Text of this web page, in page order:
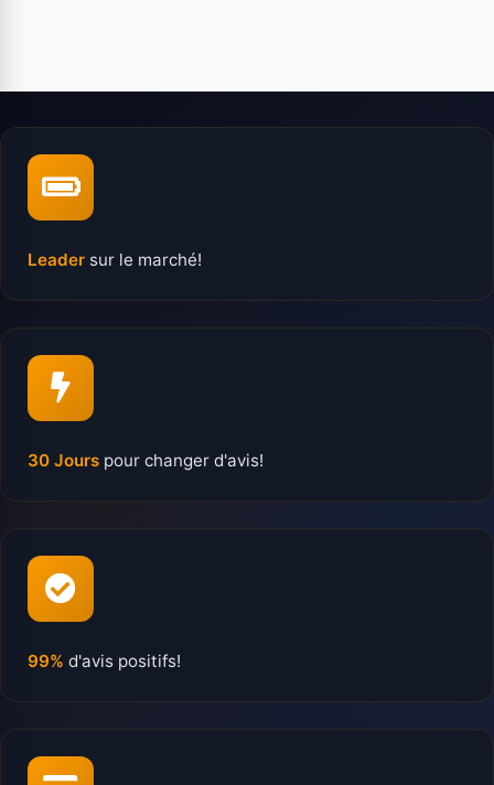
Leader sur le marché!
30 Jours pour changer d'avis!
99% d'avis positifs!